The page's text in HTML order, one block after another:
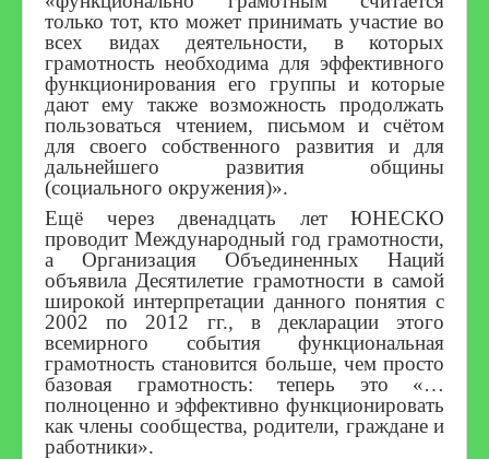
только тот, кто может принимать участие во
всех видах деятельности, в которых
грамотность необходима для эффективного
функционирования его группы и которые
дают ему также возможность продолжать
пользоваться чтением, письмом и счётом
для своего собственного развития и для
дальнейшего развития общины
(социального окружения)».
Ещё через двенадцать лет ЮНЕСКО
проводит Международный год грамотности,
а Организация Объединенных Наций
объявила Десятилетие грамотности в самой
широкой интерпретации данного понятия с
2002 по 2012 гг., в декларации этого
всемирного события функциональная
грамотность становится больше, чем просто
базовая грамотность: теперь это «…
полноценно и эффективно функционировать
как члены сообщества, родители, граждане и
работники».